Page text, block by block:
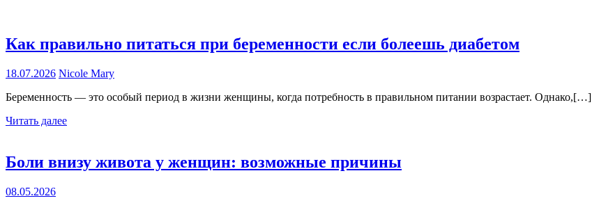
Как правильно питаться при беременности если болеешь диабетом
18.07.2026 Nicole Mary
Беременность — это особый период в жизни женщины, когда потребность в правильном питании возрастает. Однако,[…]
Читать далее
Боли внизу живота у женщин: возможные причины
08.05.2026